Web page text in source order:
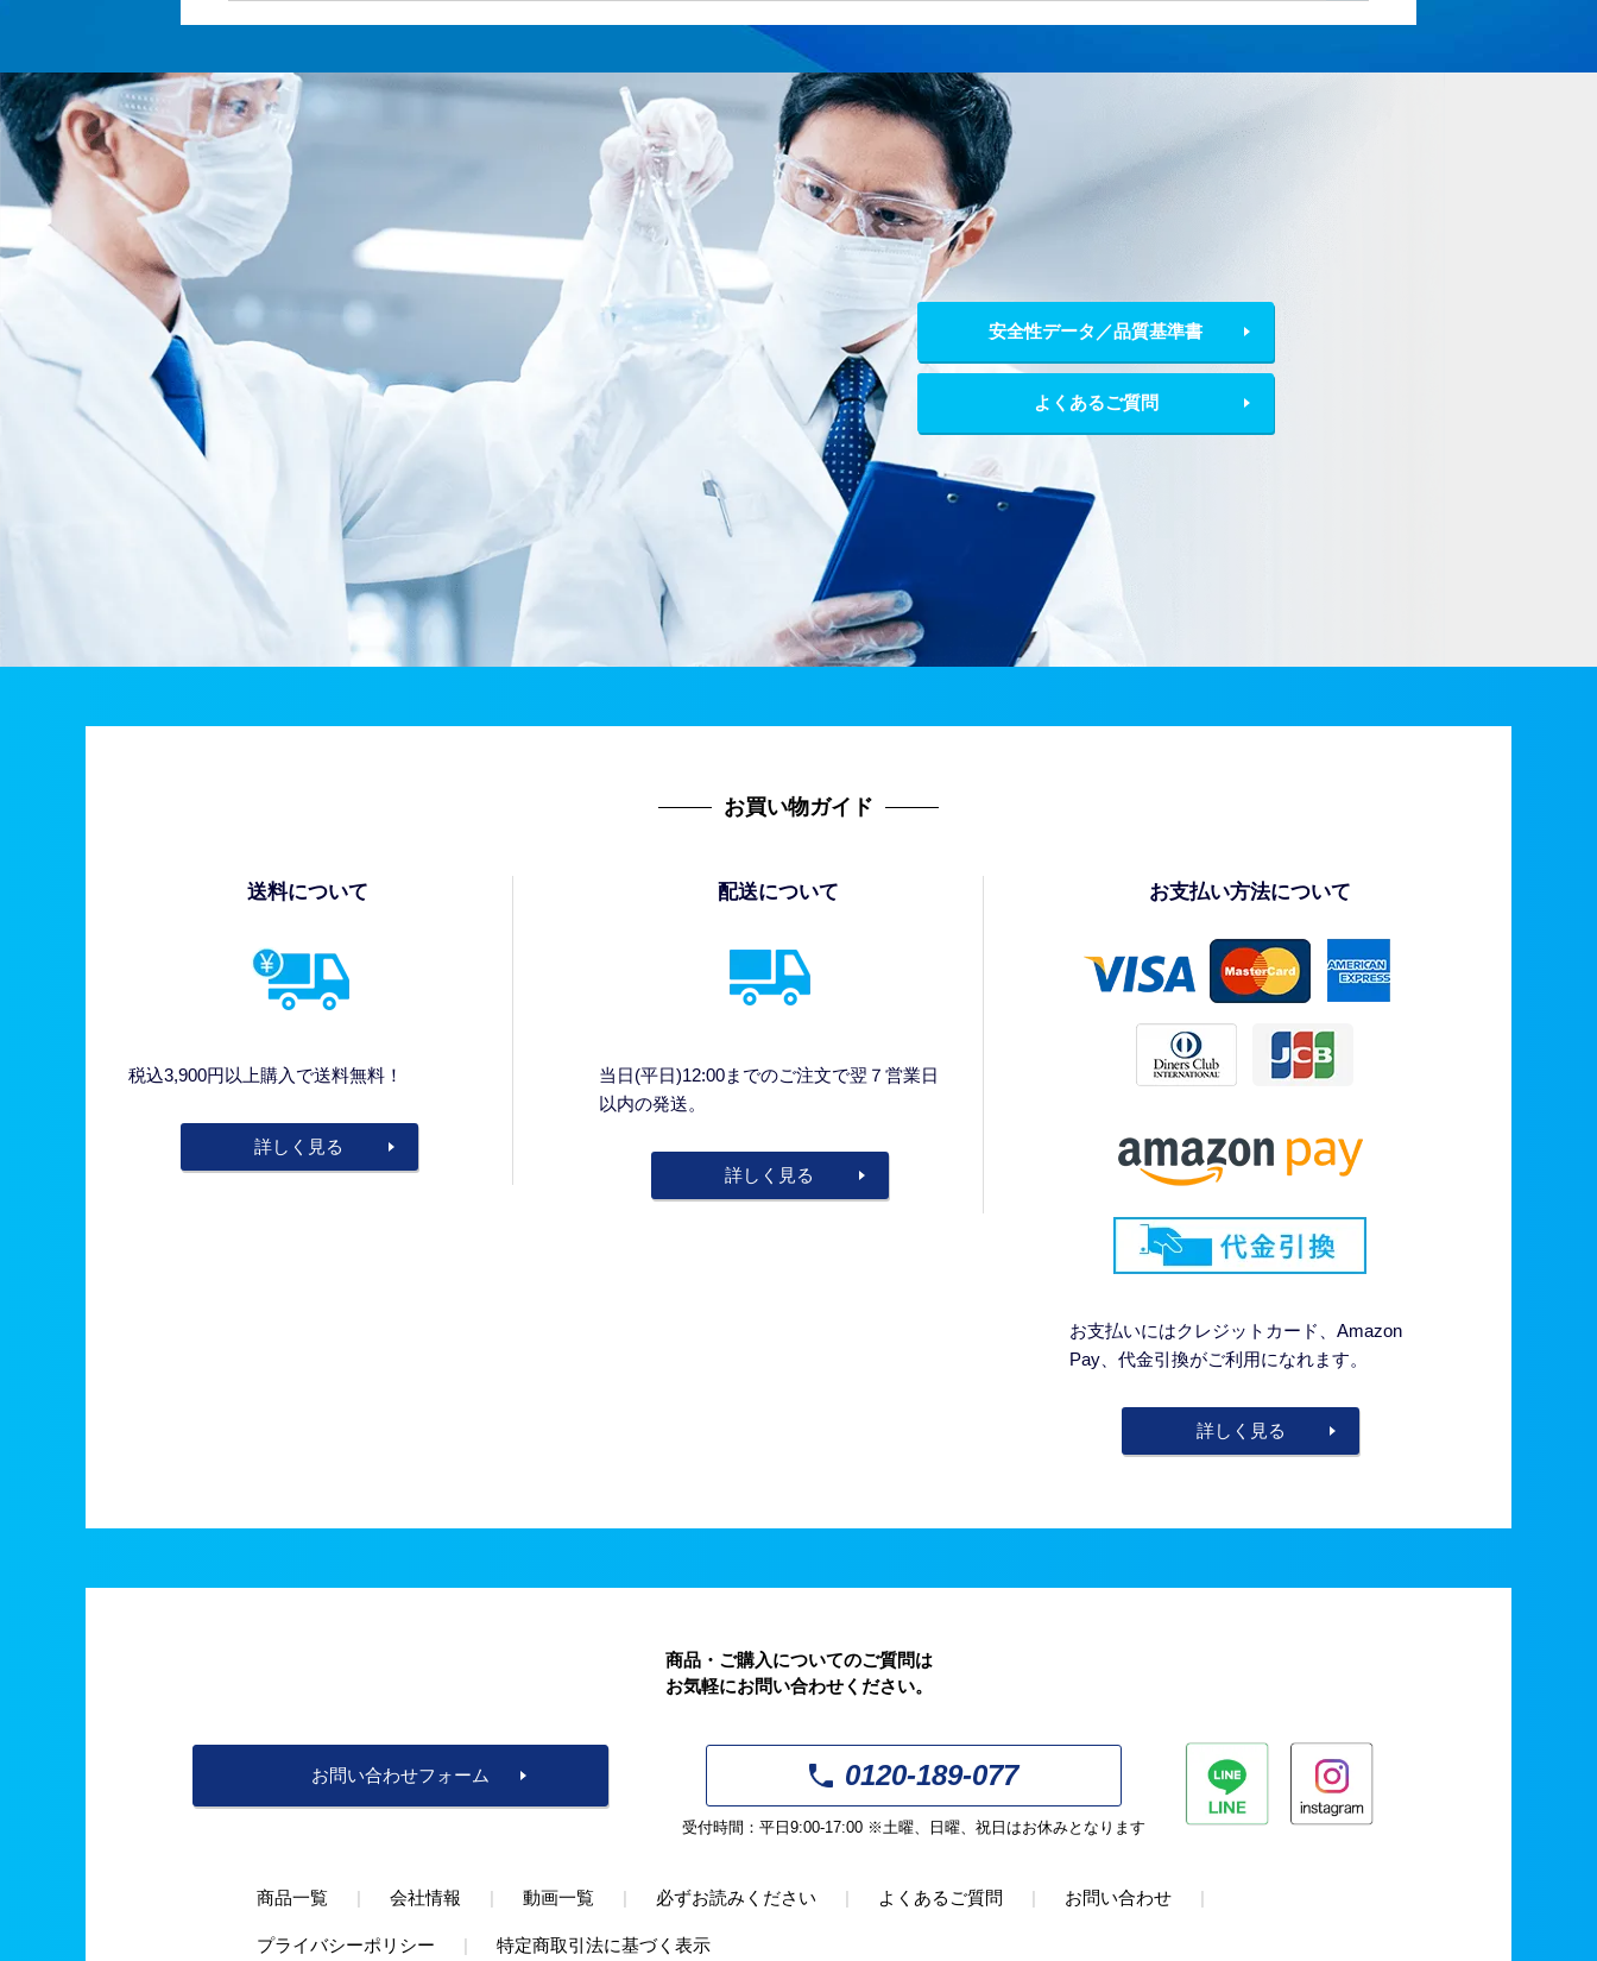
安全性データ／品質基準書
よくあるご質問
お買い物ガイド
送料について
税込3,900円以上購入で送料無料！
詳しく見る
配送について
当日(平日)12:00までのご注文で翌７営業日
以内の発送。
詳しく見る
お支払い方法について
お支払いにはクレジットカード、Amazon
Pay、代金引換がご利用になれます。
詳しく見る
商品・ご購入についてのご質問は
お気軽にお問い合わせください。
お問い合わせフォーム 0120-189-077
受付時間：平日9:00-17:00 ※土曜、日曜、祝日はお休みとなります
商品一覧 | 会社情報 | 動画一覧 | 必ずお読みください | よくあるご質問 | お問い合わせ |
プライバシーポリシー | 特定商取引法に基づく表示